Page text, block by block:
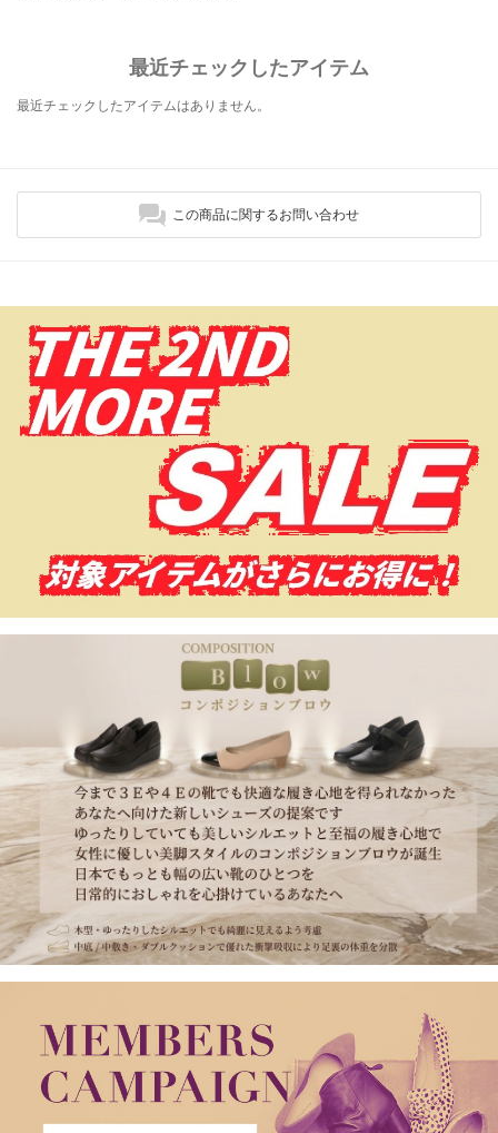
最近チェックしたアイテム
最近チェックしたアイテムはありません。
この商品に関するお問い合わせ